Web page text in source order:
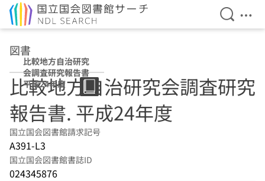
検索を
メ
図書
比較地方自治研究
会調査研究報告書
平成24年度
比較地方自治研究会調査研究
報告書. 平成24年度
国立国会図書館請求記号
A391-L3
国立国会図書館書誌ID
024345876